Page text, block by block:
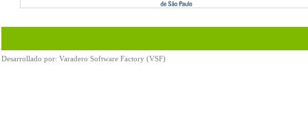
Desarrollado por: Varadero Software Factory (VSF)